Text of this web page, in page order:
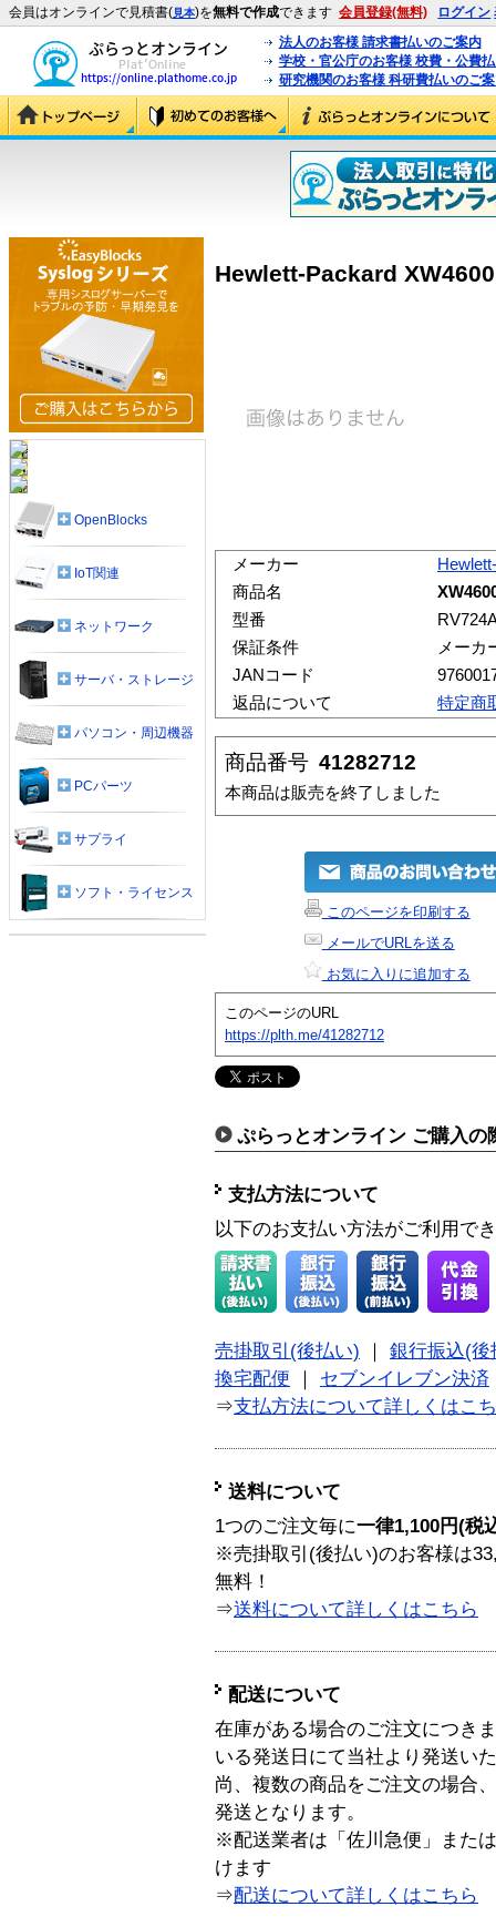
会員はオンラインで見積書(見本)を無料で作成できます 会員登録(無料) ログイン
法人のお客様 請求書払いのご案内
学校・官公庁のお客様 校費・公費
研究機関のお客様 科研費払いのご
Hewlett-Packard
メーカー
商品名
型番
保証条件
メーカ
JANコード
返品について
特定商
商品番号 41282712
本商品は販売を終了しました
このページを印刷する
メールでURLを送る
お気に入りに追加する
このページのURL
https://plth.me/41282712
ぷらっとオンライン ご購入の
支払方法について
以下のお支払い方法がご利用で
売掛取引(後払い)
銀行振込(後
換宅配便
セブンイレブン決済
⇒支払方法について詳しくはこ
送料について
1つのご注文毎に一律1,100円(税
※売掛取引(後払い)のお客様は
無料！
⇒送料について詳しくはこちら
配送について
在庫がある場合のご注文につき
いる発送日にて当社より発送い
尚、複数の商品をご注文の場合
発送となります。
※配送業者は「佐川急便」また
けます
⇒配送について詳しくはこちら
OpenBlocks
IoT関連
ネットワーク
サーバ・ストレージ
パソコン・周辺機器
PCパーツ
サプライ
ソフト・ライセンス